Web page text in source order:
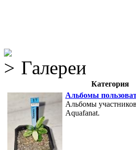
Галереи
Категория
Альбомы
Альбомы
Aquafanat.